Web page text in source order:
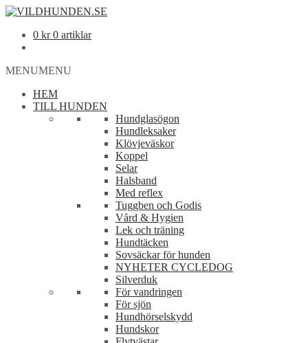
0 kr 0 artiklar
MENUMENU
HEM
TILL HUNDEN
Hundglasögon
Hundleksaker
Klövjeväskor
Koppel
Selar
Halsband
Med reflex
Tuggben och Godis
Vård & Hygien
Lek och träning
Hundtäcken
Sovsäckar för hunden
NYHETER CYCLEDOG
Silverduk
För vandringen
För sjön
Hundhörselskydd
Hundskor